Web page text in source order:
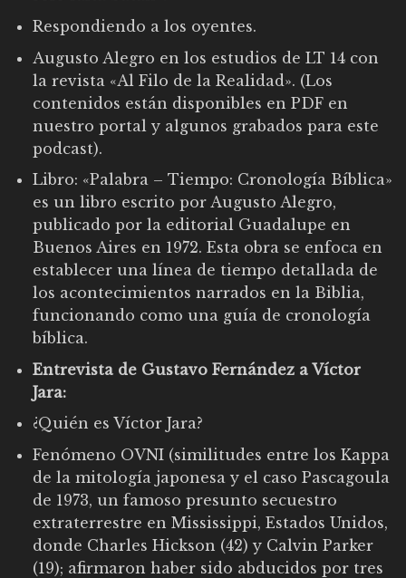
Respondiendo a los oyentes.
Augusto Alegro en los estudios de LT 14 con
la revista «Al Filo de la Realidad». (Los
contenidos están disponibles en PDF en
nuestro portal y algunos grabados para este
podcast).
Libro: «Palabra – Tiempo: Cronología Bíblica»
es un libro escrito por Augusto Alegro,
publicado por la editorial Guadalupe en
Buenos Aires en 1972. Esta obra se enfoca en
establecer una línea de tiempo detallada de
los acontecimientos narrados en la Biblia,
funcionando como una guía de cronología
bíblica.
Entrevista de Gustavo Fernández a Víctor
Jara:
¿Quién es Víctor Jara?
Fenómeno OVNI (similitudes entre los Kappa
de la mitología japonesa y el caso Pascagoula
de 1973, un famoso presunto secuestro
extraterrestre en Mississippi, Estados Unidos,
donde Charles Hickson (42) y Calvin Parker
(19); afirmaron haber sido abducidos por tres